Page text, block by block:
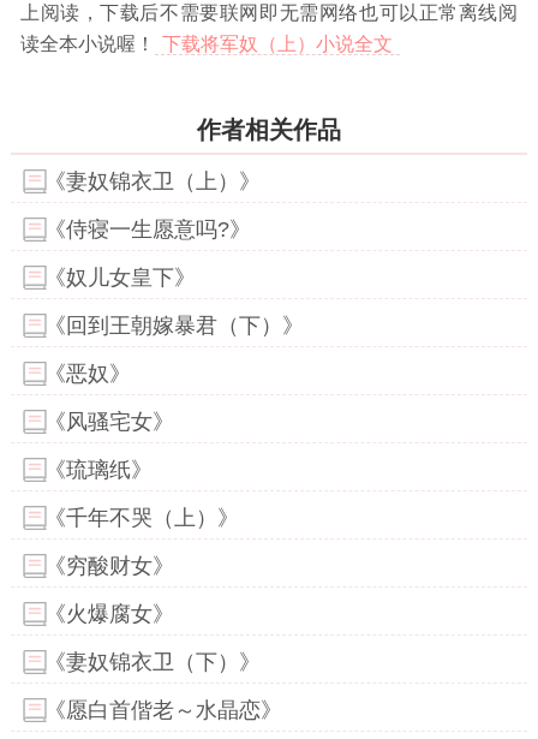
上阅读，下载后不需要联网即无需网络也可以正常离线阅
读全本小说喔！
下载将军奴（上）小说全文
作者相关作品
《妻奴锦衣卫（上）》
《侍寝一生愿意吗?》
《奴儿女皇下》
《回到王朝嫁暴君（下）》
《恶奴》
《风骚宅女》
《琉璃纸》
《千年不哭（上）》
《穷酸财女》
《火爆腐女》
《妻奴锦衣卫（下）》
《愿白首偕老～水晶恋》